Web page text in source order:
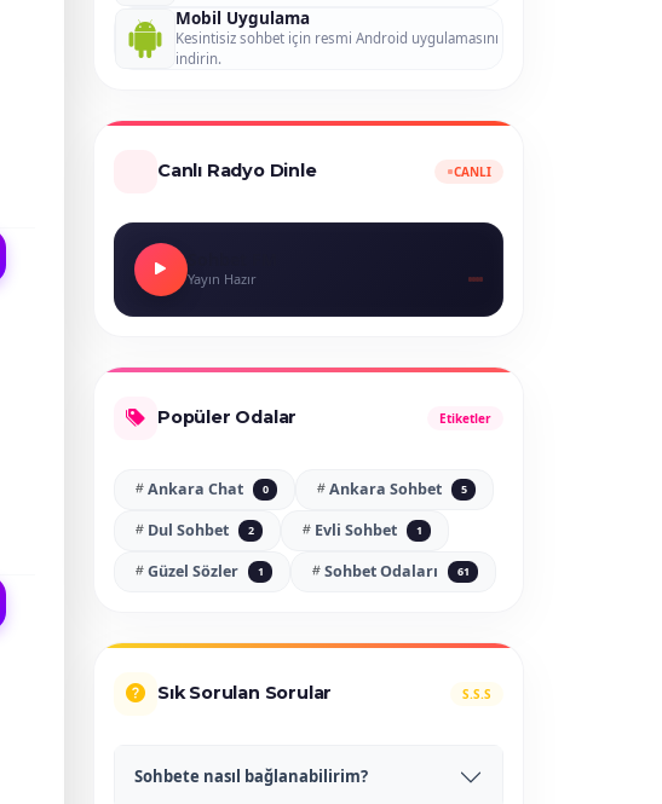
Mobil Uygulama
Kesintisiz sohbet için resmi Android uygulamasını
indirin.
Canlı Radyo Dinle CANLI
Yayın Hazır
Popüler Odalar Etiketler
Ankara Chat 0 Ankara Sohbet 5
Dul Sohbet 2 Evli Sohbet 1
Güzel Sözler 1 Sohbet Odaları 61
Sık Sorulan Sorular S.S.S
Sohbete nasıl bağlanabilirim?